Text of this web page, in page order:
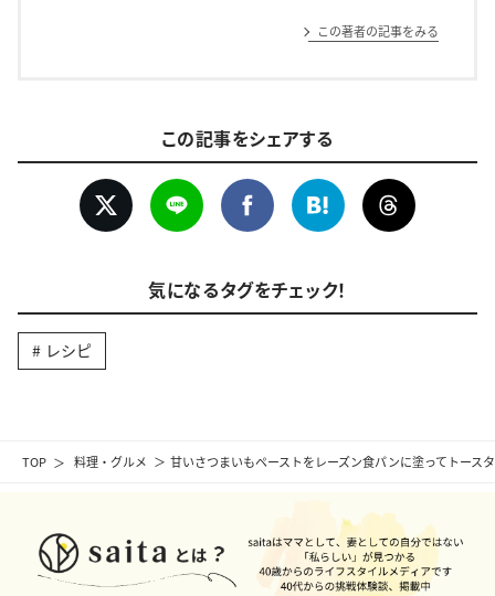
TOP 料理・グルメ 甘いさつまいもペーストをレーズン食パンに塗ってトース
この著者の記事をみる
この記事をシェアする
気になるタグをチェック！
レシピ